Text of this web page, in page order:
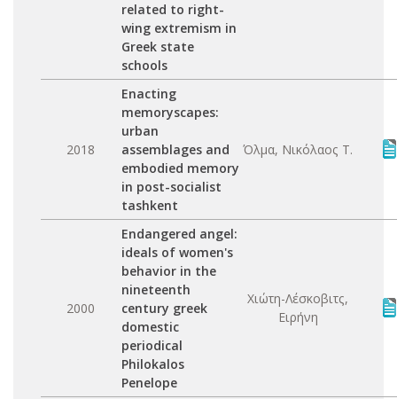
related to right-
wing extremism in
Greek state
schools
2018
Enacting
memoryscapes:
urban
assemblages and
embodied memory
in post-socialist
tashkent
Όλμα, Νικόλαος Τ.
2000
Endangered angel:
ideals of women's
behavior in the
nineteenth
century greek
domestic
periodical
Philokalos
Penelope
Χιώτη-Λέσκοβιτς,
Ειρήνη